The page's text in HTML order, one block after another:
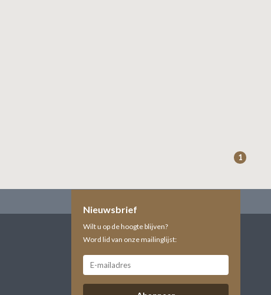
1
Nieuwsbrief
Wilt u op de hoogte blijven?
Word lid van onze mailinglijst: